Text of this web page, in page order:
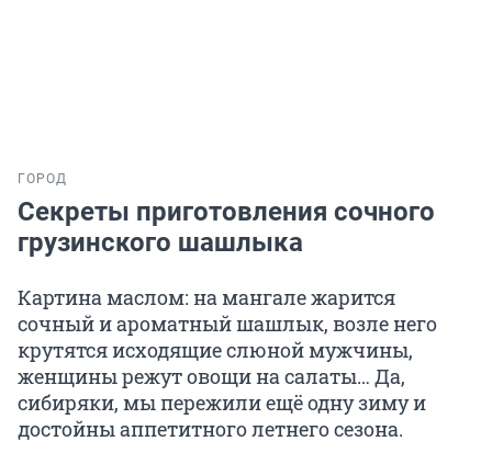
ГОРОД
Секреты приготовления сочного
грузинского шашлыка
Картина маслом: на мангале жарится
сочный и ароматный шашлык, возле него
крутятся исходящие слюной мужчины,
женщины режут овощи на салаты… Да,
сибиряки, мы пережили ещё одну зиму и
достойны аппетитного летнего сезона.